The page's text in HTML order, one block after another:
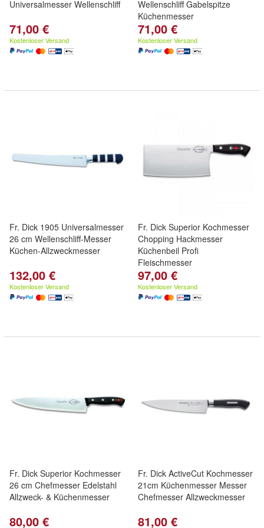
Universalmesser Wellenschliff
71,00 €
Kostenloser Versand
Wellenschliff Gabelspitze
Küchenmesser
71,00 €
Kostenloser Versand
Fr. Dick 1905 Universalmesser
26 cm Wellenschliff-Messer
Küchen-Allzweckmesser
132,00 €
Kostenloser Versand
Fr. Dick Superior Kochmesser
Chopping Hackmesser
Küchenbeil Profi
Fleischmesser
97,00 €
Kostenloser Versand
Fr. Dick Superior Kochmesser
26 cm Chefmesser Edelstahl
Allzweck- & Küchenmesser
80,00 €
Fr. Dick ActiveCut Kochmesser
21cm Küchenmesser Messer
Chefmesser Allzweckmesser
81,00 €